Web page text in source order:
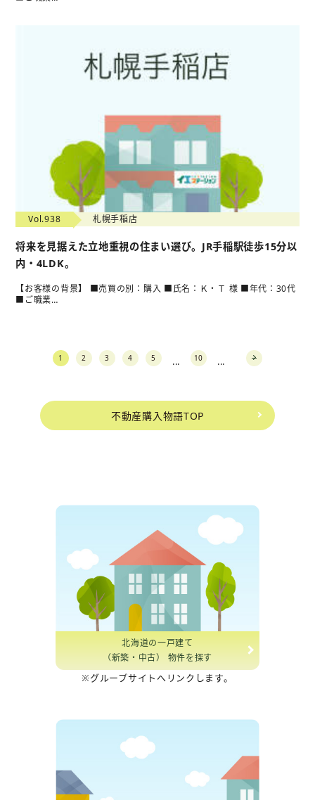
Vol.938 札幌手稲店
将来を見据えた立地重視の住まい選び。JR手稲駅徒歩15分以
内・4LDK。
【お客様の背景】 ■売買の別：購入 ■氏名：Ｋ・Ｔ 様 ■年代：30代
■ご職業…
1 2 3 4 5 ... 10 ...
不動産購入物語TOP
北海道の一戸建て
（新築・中古） 物件を探す
※グループサイトへリンクします。